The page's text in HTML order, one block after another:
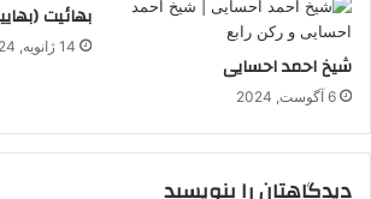
شیخ احمد احسایی
6 آگوست, 2024
بهائیت
14 ژانویه, 2024